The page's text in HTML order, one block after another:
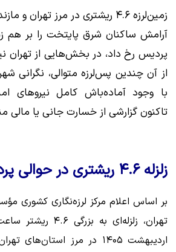
زمین‌لرزه ۴.۶ ریشتری در مرز
آرامش ساکنان شرق پایتخت را بر هم
پردیس رخ داد، در بخش‌هایی از
از آن چندین پس‌لرزه متوالی، نگرانی
با وجود آماده‌باش کامل نیروهای
تاکنون گزارشی از خسارت جانی یا
زلزله ۴.۶ ریشتری در حوالی پردیس
بر اساس اعلام مرکز لرزه‌نگاری کشوری
اردیبهشت ۱۴۰۵ در مرز